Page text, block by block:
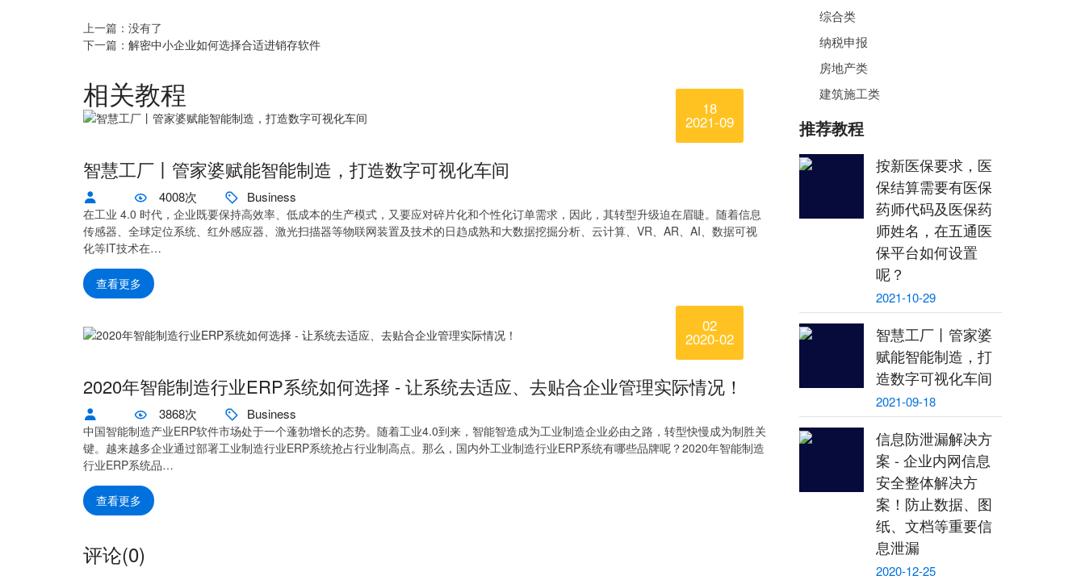
上一篇：没有了
下一篇： 解密中小企业如何选择合适进销存软件
相关教程 18
2021-09
智慧工厂丨管家婆赋能智能制造，打造数字可视化车间
4008次 Business
在工业 4.0 时代，企业既要保持高效率、低成本的生产模式，又要应对碎片化和个性化订单需求，因此，其转型升级迫在眉睫。随着信息
传感器、全球定位系统、红外感应器、激光扫描器等物联网装置及技术的日趋成熟和大数据挖掘分析、云计算、VR、AR、AI、数据可视
化等IT技术在…
查看更多
02
2020-02
2020年智能制造行业ERP系统如何选择 - 让系统去适应、去贴合企业管理实际情况！
3868次 Business
中国智能制造产业ERP软件市场处于一个蓬勃增长的态势。随着工业4.0到来，智能智造成为工业制造企业必由之路，转型快慢成为制胜关
键。越来越多企业通过部署工业制造行业ERP系统抢占行业制高点。那么，国内外工业制造行业ERP系统有哪些品牌呢？2020年智能制造
行业ERP系统品…
查看更多
评论(0)
综合类
纳税申报
房地产类
建筑施工类
推荐教程
按新医保要求，医
保结算需要有医保
药师代码及医保药
师姓名，在五通医
保平台如何设置
呢？
2021-10-29
智慧工厂丨管家婆
赋能智能制造，打
造数字可视化车间
2021-09-18
信息防泄漏解决方
案 - 企业内网信息
安全整体解决方
案！防止数据、图
纸、文档等重要信
息泄漏
2020-12-25